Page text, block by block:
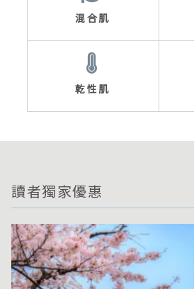
混合肌
乾性肌
讀者獨家優惠